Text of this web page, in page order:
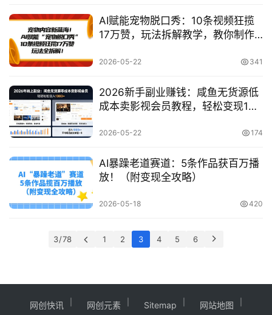
AI赋能宠物脱口秀：10条视频狂揽
17万赞，玩法拆解教学，教你制作
2026-05-22 341
2026新手副业赚钱：咸鱼无货源低
成本卖影视会员教程，轻松变现100
2026-05-22 174
AI暴躁老道赛道：5条作品获百万播
放！（附变现全攻略）
2026-05-18 420
3 / 78 1 2 3 4 5 6
网创快讯 网创元素 Sitemap 网站地图